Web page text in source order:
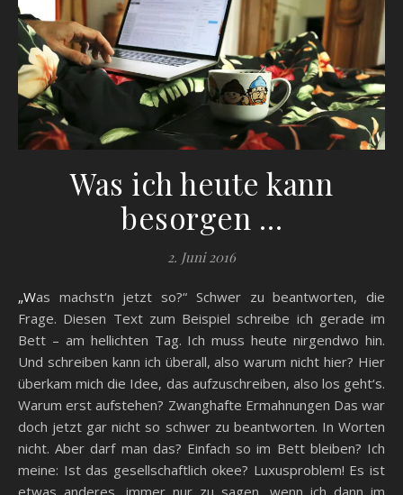
Was ich heute kann
besorgen …
2. Juni 2016
„Was machst‘n jetzt so?“ Schwer zu beantworten, die
Frage. Diesen Text zum Beispiel schreibe ich gerade im
Bett – am hellichten Tag. Ich muss heute nirgendwo hin.
Und schreiben kann ich überall, also warum nicht hier? Hier
überkam mich die Idee, das aufzuschreiben, also los geht‘s.
Warum erst aufstehen? Zwanghafte Ermahnungen Das war
doch jetzt gar nicht so schwer zu beantworten. In Worten
nicht. Aber darf man das? Einfach so im Bett bleiben? Ich
meine: Ist das gesellschaftlich okee? Luxusproblem! Es ist